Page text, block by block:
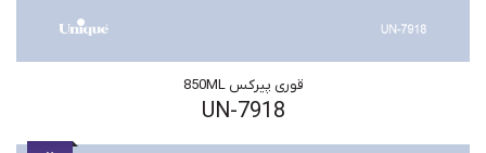
قوری پیرکس 850ML
UN-7918